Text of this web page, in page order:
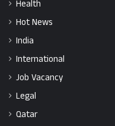
Health
Hot News
India
International
Job Vacancy
Legal
Qatar